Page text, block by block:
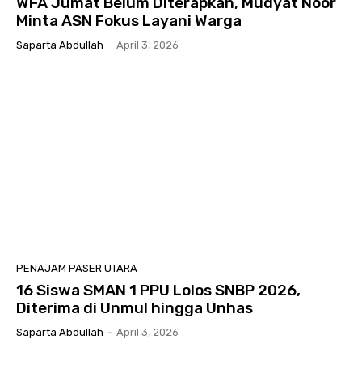
Minta ASN Fokus Layani Warga
Saparta Abdullah - April 3, 2026
PENAJAM PASER UTARA
16 Siswa SMAN 1 PPU Lolos SNBP 2026,
Diterima di Unmul hingga Unhas
Saparta Abdullah - April 3, 2026